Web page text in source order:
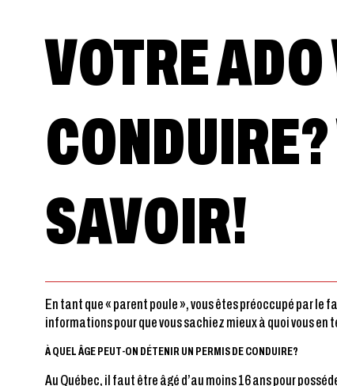
VOTRE
SAVOIR!
En tant que « parent poule », vous êtes préoccupé par le
informations pour que vous sachiez mieux à quoi vous en
À QUEL ÂGE PEUT-ON DÉTENIR UN PERMIS DE CONDUIRE?
Au Québec, il faut être âgé d’au moins 16 ans pour